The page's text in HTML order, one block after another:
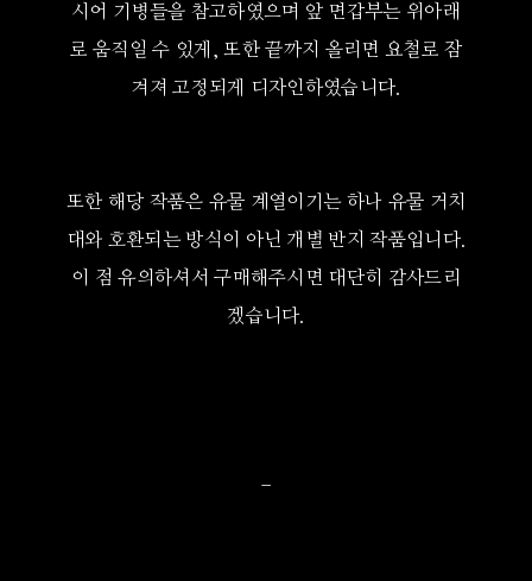
시어 기병들을 참고하였으며 앞 면갑부는 위아래
로 움직일 수 있게, 또한 끝까지 올리면 요철로 잠
겨져 고정되게 디자인하였습니다.
또한 해당 작품은 유물 계열이기는 하나 유물 거치
대와 호환되는 방식이 아닌 개별 반지 작품입니다.
이 점 유의하셔서 구매해주시면 대단히 감사드리
겠습니다.
-